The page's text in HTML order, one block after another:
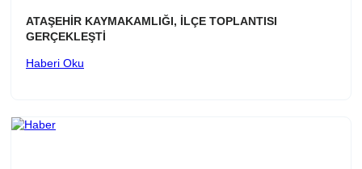
ATAŞEHİR KAYMAKAMLIĞI, İLÇE TOPLANTISI
GERÇEKLEŞTİ
Haberi Oku